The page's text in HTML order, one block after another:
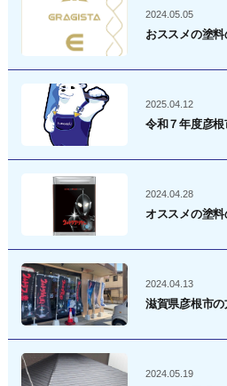
2024.05.05
おススメの塗料
2025.04.12
令和７年度彦
2024.04.28
オススメの塗
2024.04.13
滋賀県彦根市
2024.05.19